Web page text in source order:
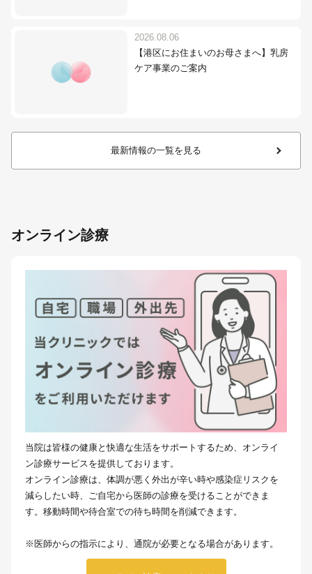
2026.08.06
【港区にお住まいのお母さまへ】乳房
ケア事業のご案内
最新情報の一覧を見る
オンライン診療
当院は皆様の健康と快適な生活をサポートするため、オンライ
ン診療サービスを提供しております。
オンライン診療は、体調が悪く外出が辛い時や感染症リスクを
減らしたい時、ご自宅から医師の診療を受けることができま
す。移動時間や待合室での待ち時間を削減できます。
※医師からの指示により、通院が必要となる場合があります。